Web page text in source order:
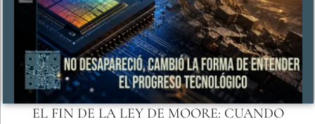
EL FIN DE LA LEY DE MOORE: CUANDO